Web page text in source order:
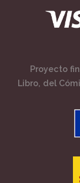
Proyecto
Libro, del